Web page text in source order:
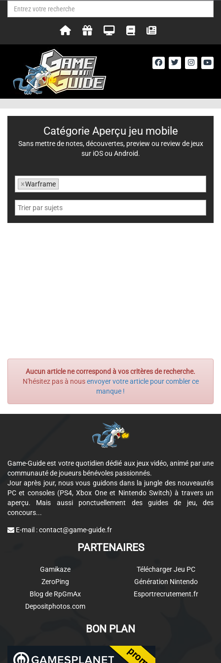
Aucun article ne correspond à vos critères de recherche.
N'hésitez pas à nousenvoyer votre article pour combler ce
manque !
Catégorie Aperçu jeu mobile
Sans mettre de notes, découvertes, preview ou review de jeux
sur iOS ou Android.
×Warframe
Game-Guide est votre quotidien dédié aux jeux vidéo, animé par une
communauté de joueurs bénévoles passionnés.
Jour après jour, nous vous guidons dans la jungle des nouveautés
PC et consoles (PS4, Xbox One et Nintendo Switch) à travers un
aperçu. Mais aussi ponctuellement des guides de jeu, des
concours...
E-mail :contact@game-guide.fr
PARTENAIRES
Gamikaze
ZeroPing
Blog de RpGmAx
Depositphotos.com
Télécharger Jeu PC
Génération Nintendo
Esportrecrutement.fr
BON PLAN